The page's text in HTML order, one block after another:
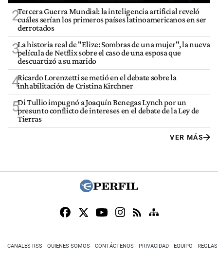
2Tercera Guerra Mundial: la inteligencia artificial reveló
cuáles serían los primeros países latinoamericanos en ser
derrotados
3La historia real de "Elize: Sombras de una mujer", la nueva
película de Netflix sobre el caso de una esposa que
descuartizó a su marido
4Ricardo Lorenzetti se metió en el debate sobre la
inhabilitación de Cristina Kirchner
5Di Tullio impugnó a Joaquín Benegas Lynch por un
presunto conflicto de intereses en el debate de la Ley de
Tierras
VER MÁS
CANALES RSS QUIENES SOMOS CONTÁCTENOS PRIVACIDAD EQUIPO